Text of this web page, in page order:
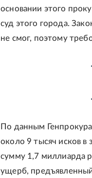
основании этого
суд этого города.
не смог, поэтому
По данным
около 9 тысяч исков в
сумму 1,7 миллиарда
ущерб,